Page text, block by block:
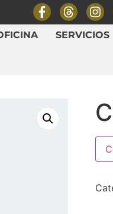
SERVICIOS